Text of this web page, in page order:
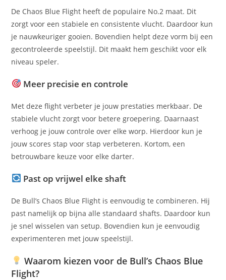
De Chaos Blue Flight heeft de populaire No.2 maat. Dit
zorgt voor een stabiele en consistente vlucht. Daardoor kun
je nauwkeuriger gooien. Bovendien helpt deze vorm bij een
gecontroleerde speelstijl. Dit maakt hem geschikt voor elk
niveau speler.
Meer precisie en controle
Met deze flight verbeter je jouw prestaties merkbaar. De
stabiele vlucht zorgt voor betere groepering. Daarnaast
verhoog je jouw controle over elke worp. Hierdoor kun je
jouw scores stap voor stap verbeteren. Kortom, een
betrouwbare keuze voor elke darter.
Past op vrijwel elke shaft
De Bull’s Chaos Blue Flight is eenvoudig te combineren. Hij
past namelijk op bijna alle standaard shafts. Daardoor kun
je snel wisselen van setup. Bovendien kun je eenvoudig
experimenteren met jouw speelstijl.
Waarom kiezen voor de Bull’s Chaos Blue
Flight?